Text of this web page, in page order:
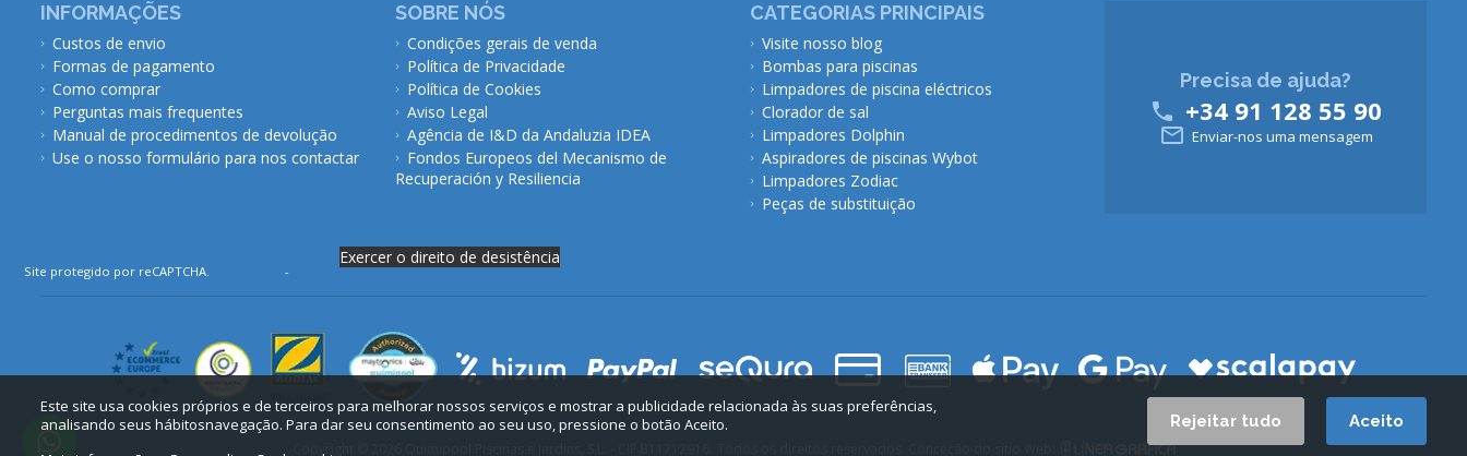
INFORMAÇÕES
Custos de envio
Formas de pagamento
Como comprar
Perguntas mais frequentes
Manual de procedimentos de devolução
Use o nosso formulário para nos contactar
SOBRE NÓS
Condições gerais de venda
Política de Privacidade
Política de Cookies
Aviso Legal
Agência de I&D da Andaluzia IDEA
Fondos Europeos del Mecanismo de
Recuperación y Resiliencia
CATEGORIAS PRINCIPAIS
Visite nosso blog
Bombas para piscinas
Limpadores de piscina eléctricos
Clorador de sal
Limpadores Dolphin
Aspiradores de piscinas Wybot
Limpadores Zodiac
Peças de substituição
Precisa de ajuda?
 +34 91 128 55 90
 Enviar-nos uma mensagem
Este site usa cookies próprios e de terceiros para melhorar nossos serviços e mostrar a publicidade relacionada às suas preferências,
analisando seus hábitosnavegação. Para dar seu consentimento ao seu uso, pressione o botão Aceito.
Rejeitar tudo Aceito
Site protegido por reCAPTCHA. -
Exercer o direito de desistência